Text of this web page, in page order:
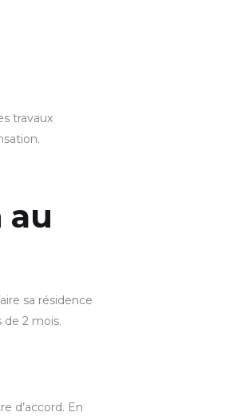
travaux
au
sa résidence
2 mois.
d’accord. En